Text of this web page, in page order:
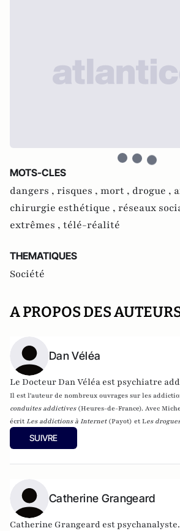
MOTS-CLES
dangers , risques , mort , drogue ,
chirurgie esthétique , réseaux
extrêmes , télé-réalité
THEMATIQUES
Société
A PROPOS DES
Dan Véléa
Le Docteur Dan Véléa est psychiatre
Il est l'auteur de nombreux ouvrages sur les
conduites addictives(Heures-de-France). Avec
écrit Les addictions à Internet(Payot) et Les
sais-je ?, Paris, 2002).
SUIVRE
Catherine Grangeard
Catherine Grangeard est